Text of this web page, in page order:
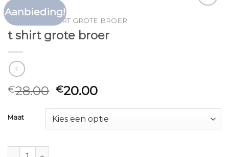
Aanbieding!
HOME T SHIRT GROTE BROER
t shirt grote broer
€28.00 €20.00
Maat
t shirt grote broer aantal